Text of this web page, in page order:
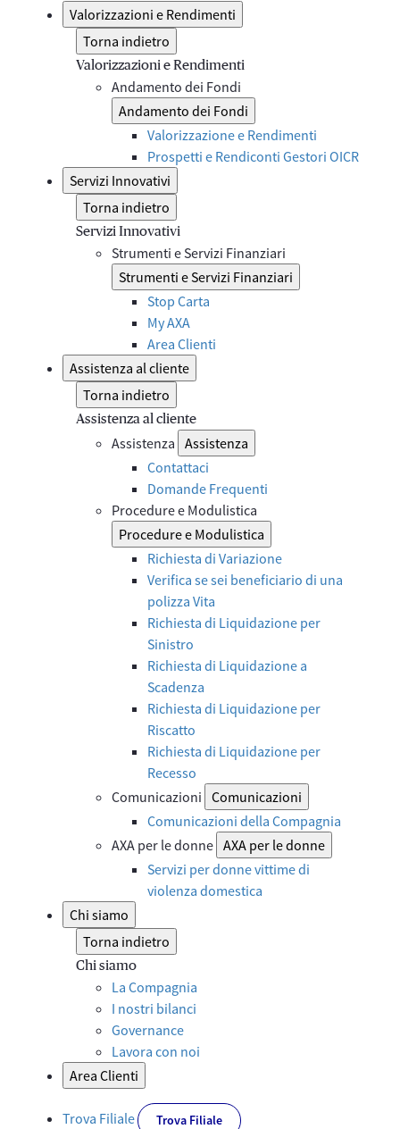
Valorizzazioni e Rendimenti
Torna indietro
Valorizzazioni e Rendimenti
Andamento dei Fondi
Andamento dei Fondi
Valorizzazione e Rendimenti
Prospetti e Rendiconti Gestori OICR
Servizi Innovativi
Torna indietro
Servizi Innovativi
Strumenti e Servizi Finanziari
Strumenti e Servizi Finanziari
Stop Carta
My AXA
Area Clienti
Assistenza al cliente
Torna indietro
Assistenza al cliente
Assistenza Assistenza
Contattaci
Domande Frequenti
Procedure e Modulistica
Procedure e Modulistica
Richiesta di Variazione
Verifica se sei beneficiario di una
polizza Vita
Richiesta di Liquidazione per
Sinistro
Richiesta di Liquidazione a
Scadenza
Richiesta di Liquidazione per
Riscatto
Richiesta di Liquidazione per
Recesso
Comunicazioni Comunicazioni
Comunicazioni della Compagnia
AXA per le donne AXA per le donne
Servizi per donne vittime di
violenza domestica
Chi siamo
Torna indietro
Chi siamo
La Compagnia
I nostri bilanci
Governance
Lavora con noi
Area Clienti
Trova Filiale Trova Filiale